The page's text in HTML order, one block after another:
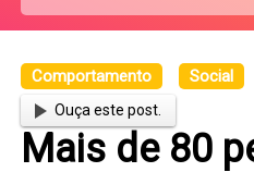
Comportamento Social
Ouça este post.
Mais de 80